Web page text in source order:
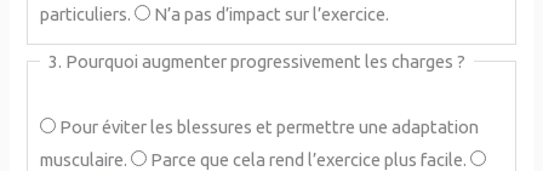
particuliers.
N’a pas d’impact sur l’exercice.
3. Pourquoi augmenter progressivement les charges ?
Pour éviter les blessures et permettre une adaptation
musculaire.
Parce que cela rend l’exercice plus facile.